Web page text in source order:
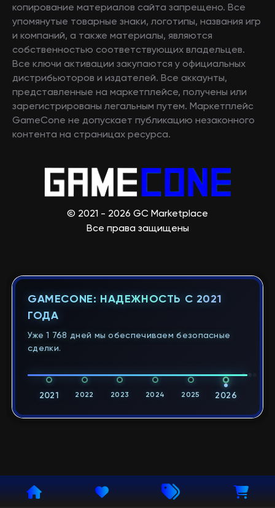
копирование материалов сайта запрещено. Все
упомянутые товарные знаки, логотипы, названия игр
и компаний, а также материалы, являются
собственностью соответствующих владельцев.
Все ключи активации закупаются у официальных
дистрибьюторов и издателей. Все аккаунты,
представленные на маркетплейсе, получены или
зарегистрированы легальным путем. Маркетплейс
GameCone не допускает публикацию незаконного
контента на страницах ресурса.
© 2021 - 2026 GC Marketplace
Все права защищены
GAMECONE: НАДЕЖНОСТЬ С 2021
ГОДА
Уже 1 768 дней мы обеспечиваем безопасные
сделки.
2021 2022 2023 2024 2025 2026